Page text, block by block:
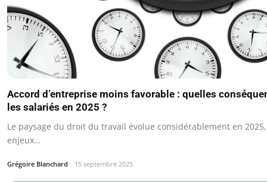
Accord d’entreprise moins favorable : quelles
les salariés en 2025 ?
Le paysage du droit du travail évolue considérablement en
enjeux…
Grégoire Blanchard 15 septembre 2025